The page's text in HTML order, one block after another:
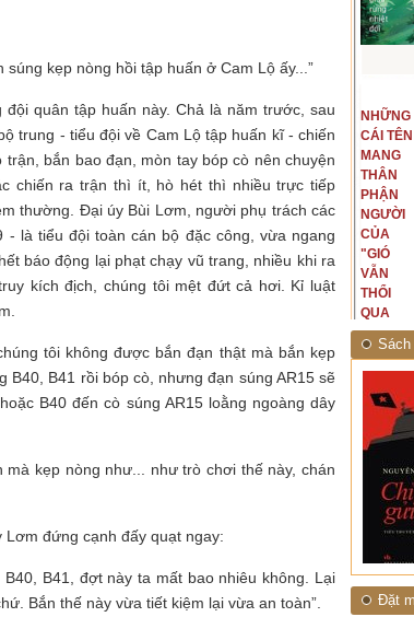
kẹp nòng hồi tập huấn ở Cam Lộ ấy...”
quân tập huấn này. Chả là năm trước, sau
trung - tiểu đội về Cam Lộ tập huấn kĩ - chiến
bắn bao đạn, mòn tay bóp cò nên chuyện
chiến ra trận thì ít, hò hét thì nhiều trực tiếp
thường. Đại úy Bùi Lơm, người phụ trách các
là tiểu đội toàn cán bộ đặc công, vừa ngang
báo động lại phạt chạy vũ trang, nhiều khi ra
kích địch, chúng tôi mệt đứt cả hơi. Kỉ luật
tôi không được bắn đạn thật mà bắn kẹp
B40, B41 rồi bóp cò, nhưng đạn súng AR15 sẽ
B40 đến cò súng AR15 loằng ngoàng dây
kẹp nòng như... như trò chơi thế này, chán
đứng cạnh đấy quạt ngay:
B41, đợt này ta mất bao nhiêu không. Lại
Bắn thế này vừa tiết kiệm lại vừa an toàn”.
NGUYÊN
MẪU
CỦA TÔI
LÀ
NHỮNG
NGƯỜI
ĐÃ PHẤT
CAO CỜ
THÁNG
1945
Bắc, tôi có thế mạnh khi hình
dung, mở ra không gian của giai
đoạn lịch sử đó... (PHẠM VÂN
ANH)
NHỮNG
CÁI TÊN
MANG
THÂN
PHẬN
NGƯỜI
CỦA
"GIÓ
VẪN
THỔI
QUA
RỪNG
NHIỆT
ĐỚI"
Đặt